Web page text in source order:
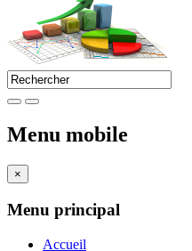
Menu mobile
×
Menu principal
Accueil